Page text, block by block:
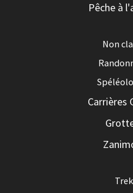
Pêche à
Non
Carrières
Trek